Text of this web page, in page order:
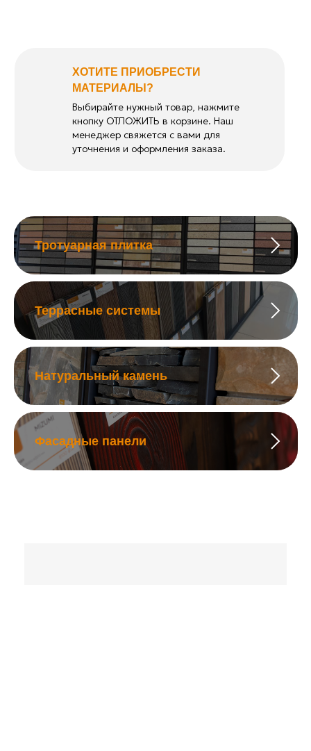
Выбирайте нужный товар, нажмите
кнопку ОТЛОЖИТЬ в корзине. Наш
менеджер свяжется с вами для
уточнения и оформления заказа.
ХОТИТЕ ПРИОБРЕСТИ
МАТЕРИАЛЫ?
Тротуарная плитка
Террасные системы
Натуральный камень
Фасадные панели